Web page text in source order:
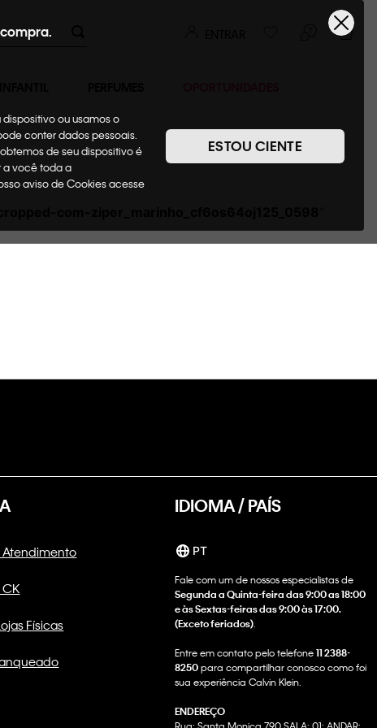
ou usamos o
conter dados pessoais.
de seu dispositivo é
a você toda a
aviso de Cookies acesse
ESTOU CIENTE
Físicas
IDIOMA / PAÍS
PT
Fale com um de nossos especialistas de
Segunda a Quinta-feira das 9:00 as 18:00
e às Sextas-feiras das 9:00 às 17:00.
(Exceto feriados)
Entre em contato pelo telefone11 2388-
8250para compartilhar conosco como foi
sua experiência Calvin Klein.
ENDEREÇO